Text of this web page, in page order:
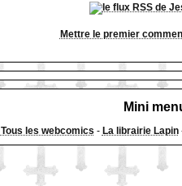
Mettre le premier
Mini
Tous les webcomics - La librairie Lapin